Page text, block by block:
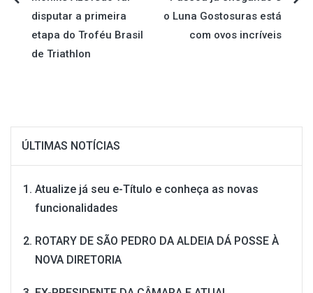
de
disputar a primeira
etapa do Troféu Brasil
de Triathlon
o Luna Gostosuras está
com ovos incríveis
ÚLTIMAS NOTÍCIAS
Atualize já seu e-Título e conheça as novas
funcionalidades
ROTARY DE SÃO PEDRO DA ALDEIA DÁ POSSE À
NOVA DIRETORIA